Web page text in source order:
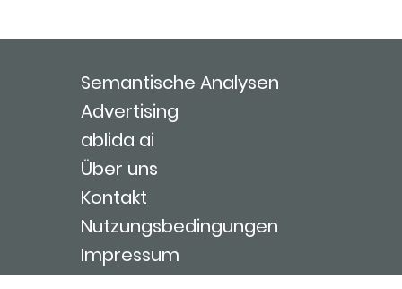
Semantische Analysen
Advertising
ablida ai
Über uns
Kontakt
Nutzungsbedingungen
Impressum